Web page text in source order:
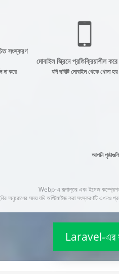
সংস্করণ
না করে
মোবাইল স্ক্রিনে প্রতিক্রিয়াশীল
যদি ছবিটি মোবাইল থেকে খোলা হয়
আপনি
Webp-এ রূপান্তর এবং ইমেজ কম্প্রেশন
অনুরোধের সময় যদি অপ্টিমাইজ করা সংস্করণটি এখনও
Laravel-এর